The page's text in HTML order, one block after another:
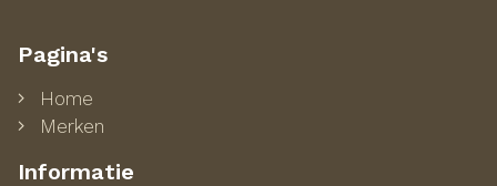
Pagina's
Home
Merken
Informatie